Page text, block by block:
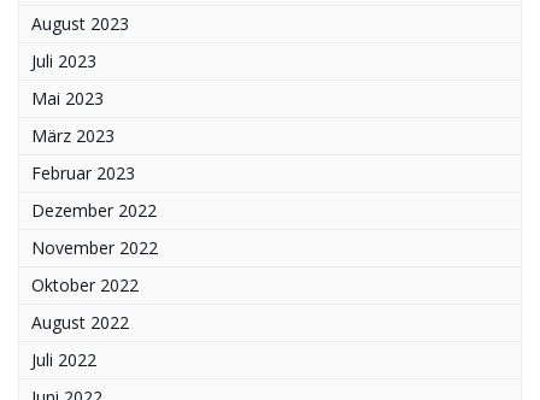
August 2023
Juli 2023
Mai 2023
März 2023
Februar 2023
Dezember 2022
November 2022
Oktober 2022
August 2022
Juli 2022